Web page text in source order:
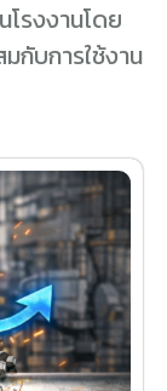
โรงงานโดย
กับการใช้งาน